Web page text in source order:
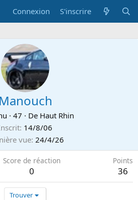
Connexion S'inscrire
Manouch
· 47 · De Haut Rhin
14/8/06
vue 24/4/26
Score de réaction
0
Points
36
Trouver